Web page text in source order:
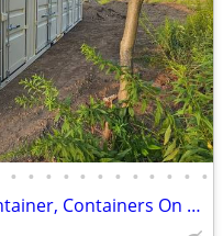
• • • • • • • • • • • •
20’ & 40’ Shipping Container, Containers On Sale!! 720-315-2454